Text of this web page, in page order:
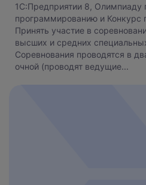
1С:Предприятии 8, Олимпиаду
программированию и Конкурс
Принять участие в
высших и средних
Соревнования проводятся в
очной (проводят ведущие...